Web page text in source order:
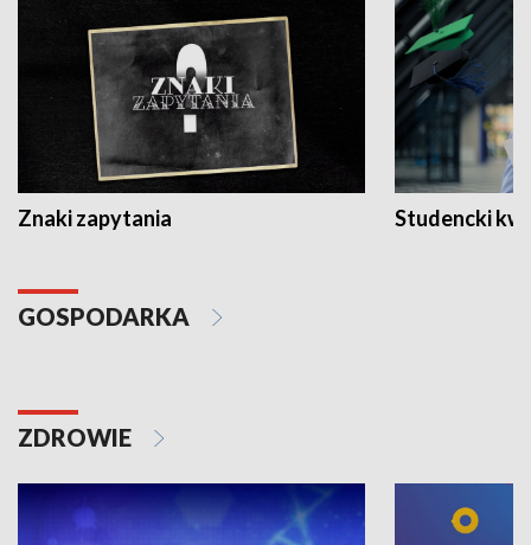
Znaki zapytania Studencki
GOSPODARKA
ZDROWIE